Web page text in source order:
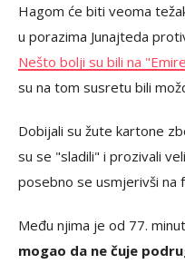
Hagom će biti veoma
u porazima Junajteda
Nešto bolji su bili na
su na tom susretu bili
Dobijali su žute kartone
su se "sladili" i prozivali
posebno se usmjerivši na
Među njima je od 77.
mogao da ne čuje